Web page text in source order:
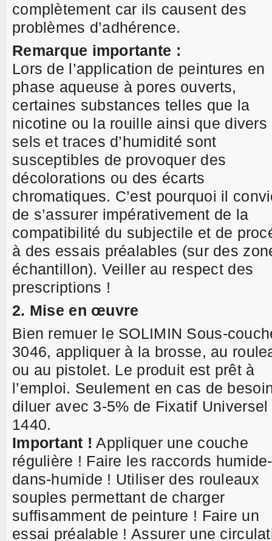
complètement car ils causent des
problèmes d’adhérence.
Remarque importante :
Lors de l’application de peintures en
phase aqueuse à pores ouverts,
certaines substances telles que la
nicotine ou la rouille ainsi que divers
sels et traces d’humidité sont
susceptibles de provoquer des
décolorations ou des écarts
chromatiques. C’est pourquoi il
de s’assurer impérativement de la
compatibilité du subjectile et de
à des essais préalables (sur des
échantillon). Veiller au respect des
prescriptions !
2. Mise en œuvre
Bien remuer le SOLIMIN Sous-
3046, appliquer à la brosse, au
ou au pistolet. Le produit est prêt à
l’emploi. Seulement en cas de
diluer avec 3-5% de Fixatif Universel
1440.
Important ! Appliquer une couche
régulière ! Faire les raccords humide-
dans-humide ! Utiliser des rouleaux
souples permettant de charger
suffisamment de peinture ! Faire un
essai préalable ! Assurer une